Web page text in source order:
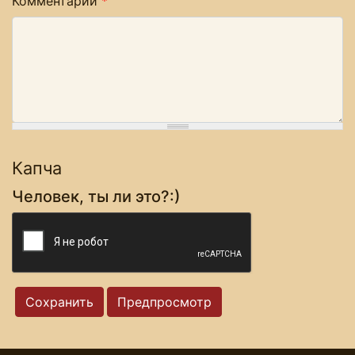
Капча
Человек, ты ли это?:)